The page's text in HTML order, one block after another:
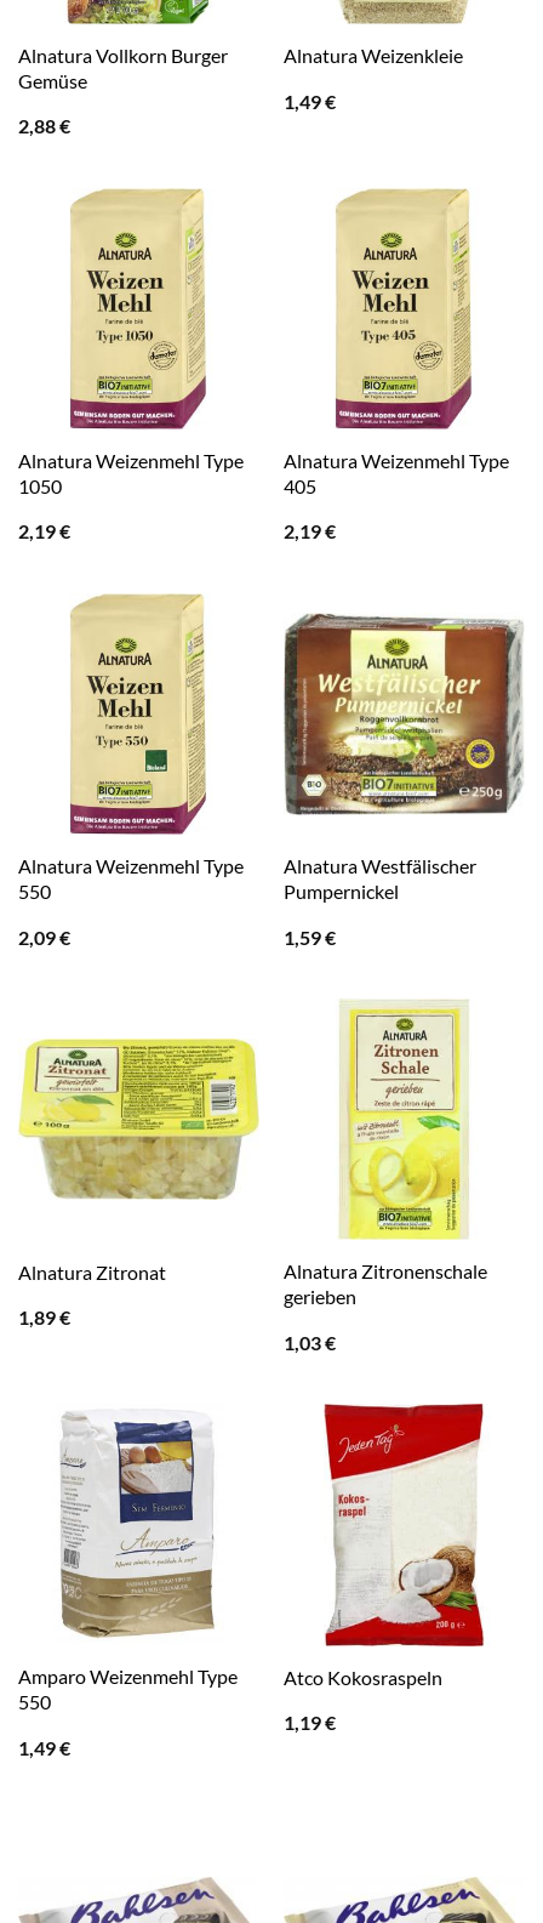
Alnatura Vollkorn Burger
Gemüse
2,88€
Alnatura Weizenkleie
1,49€
Alnatura Weizenmehl Type
1050
2,19€
Alnatura Weizenmehl Type
405
2,19€
Alnatura Weizenmehl Type
550
2,09€
Alnatura Westfälischer
Pumpernickel
1,59€
Alnatura Zitronat
1,89€
Alnatura Zitronenschale
gerieben
1,03€
Amparo Weizenmehl Type
550
1,49€
Atco Kokosraspeln
1,19€